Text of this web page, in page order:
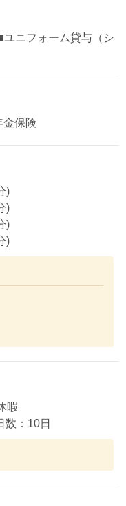
ニフォーム貸与（シ
金保険
)
)
)
)
暇
数：10日